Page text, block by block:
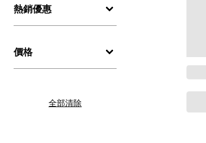
熱銷優惠
價格
全部清除